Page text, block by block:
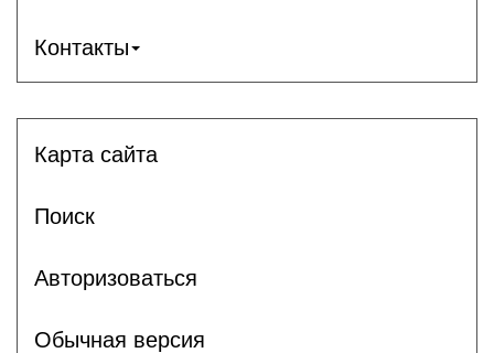
Контакты
Карта сайта
Поиск
Авторизоваться
Обычная версия